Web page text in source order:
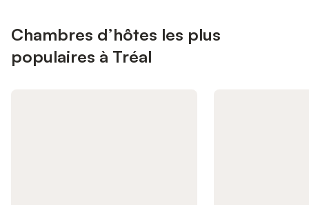
Chambres d’hôtes les plus
populaires à Tréal